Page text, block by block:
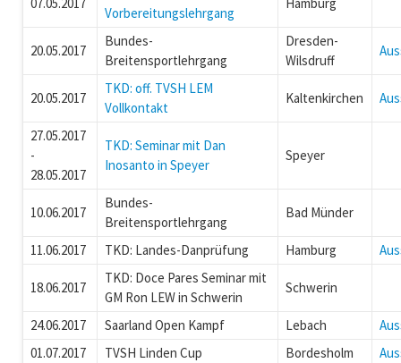
07.05.2017
Vorbereitungslehrgang
Hamburg
20.05.2017
Bundes-
Breitensportlehrgang
Dresden-
Wilsdruff
20.05.2017
TKD: off. TVSH LEM
Vollkontakt
Kaltenkirchen
27.05.2017
-
28.05.2017
TKD: Seminar mit Dan
Inosanto in Speyer
Speyer
10.06.2017
Bundes-
Breitensportlehrgang
Bad Münder
11.06.2017 TKD: Landes-Danprüfung Hamburg
18.06.2017
TKD: Doce Pares Seminar mit
GM Ron LEW in Schwerin
Schwerin
24.06.2017 Saarland Open Kampf Lebach
01.07.2017
TVSH Linden Cup Bordesholm